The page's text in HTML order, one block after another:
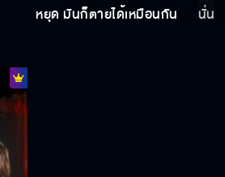
หยุด มันก็ตายได้เหมือนกัน
นั่นฟ